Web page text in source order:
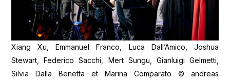
Xiang Xu, Emmanuel Franco, Luca Dall’Amico, Joshua
Stewart, Federico Sacchi, Mert Sungu, Gianluigi Gelmetti,
Silvia Dalla Benetta et Marina Comparato © andreas